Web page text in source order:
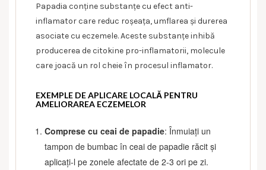
Papadia conține substanțe cu efect anti-
inflamator care reduc roșeața, umflarea și durerea
asociate cu eczemele. Aceste substanțe inhibă
producerea de citokine pro-inflamatorii, molecule
care joacă un rol cheie în procesul inflamator.
EXEMPLE DE APLICARE LOCALĂ PENTRU
AMELIORAREA ECZEMELOR
Comprese cu ceai de papadie: Înmuiați un
tampon de bumbac în ceai de papadie răcit și
aplicați-l pe zonele afectate de 2-3 ori pe zi.